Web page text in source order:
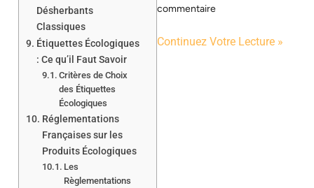
Désherbants
Classiques
Étiquettes Écologiques
: Ce qu’il Faut Savoir
Critères de Choix
des Étiquettes
Écologiques
Réglementations
Françaises sur les
Produits Écologiques
Les
Règlementations
commentaire
Continuez Votre Lecture »